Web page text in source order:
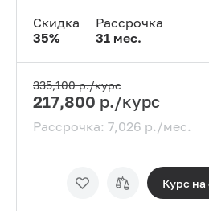
Скидка
35%
Рассрочка
31 мес.
335,100р./курс
217,800 р./курс
Рассрочка: 7,026 р./мес.
Курс на